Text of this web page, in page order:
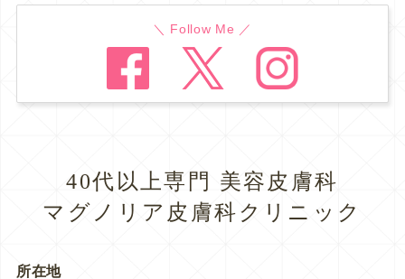
＼ Follow Me ／
40代以上専門 美容皮膚科
マグノリア皮膚科クリニック
所在地